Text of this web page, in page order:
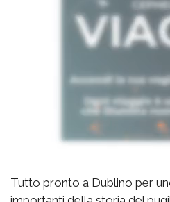
Tutto pronto a Dublino per